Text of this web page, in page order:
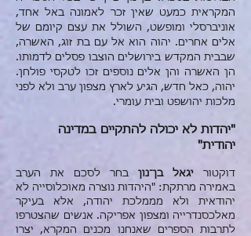
המקראית כמעט שאין זכר לאמונה באל אחד,
אוניברסלי ומופשט, השולל את עצם קיומם של
אלים אחרים. יהוה הוא אל עם בת זוג, האשרה,
שבבית המקדש בירושלים הוצבו פסלים לדמותו.
הן האשרה והן אלים נוספים זכו לטקסי פולחן.
יהוה, כאל חדש, הגיע לארץ מצפון ערב ולא לפני
מלכות יהושפט ובית עומרי.
"יהדות לא יכולה להתקיים במדינה
יהודית"
דוקטור יגאל בן־נון בחר לסכם את הערב
באמירה מרתקת: "היהדות נוצרה מאוכלוסייה לא
יהודאית ולא מממלכת יהודה, אלא בעיקר
מאלכסנדרייה ומצפון אפריקה. אנשים שהצטרפו
לתרבות הספרים שאנחנו מכנים המקרא, יצרו